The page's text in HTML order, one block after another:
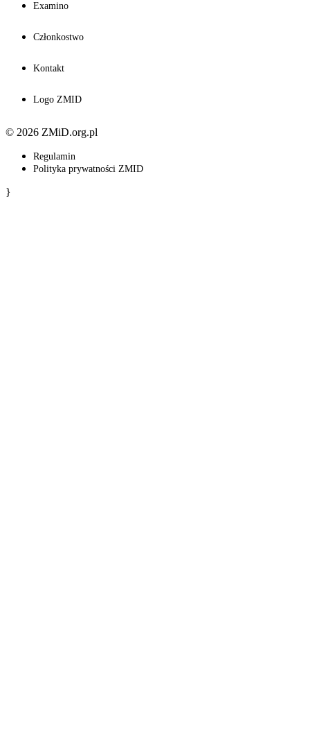
Examino
Członkostwo
Kontakt
Logo ZMID
© 2026 ZMiD.org.pl
Regulamin
Polityka prywatności ZMID
}